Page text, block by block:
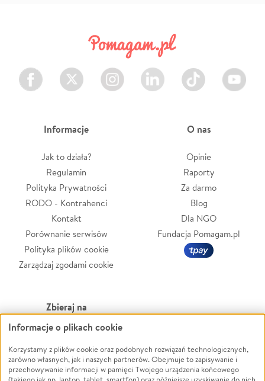
Facebook Twitter Instagram LinkedIn TikTok Youtube
Informacje
Jak to działa?
Regulamin
Polityka Prywatności
RODO - Kontrahenci
Kontakt
Porównanie serwisów
Polityka plików cookie
Zarządzaj zgodami cookie
O nas
Opinie
Raporty
Za darmo
Blog
Dla NGO
Fundacja Pomagam.pl
Zbieraj na
Leczenie
Zwierzęta
Pożar
Powódź
Wichura
Informacje o plikach cookie
Korzystamy z plików cookie oraz podobnych rozwiązań technologicznych,
zarówno własnych, jak i naszych partnerów. Obejmuje to zapisywanie i
przechowywanie informacji w pamięci Twojego urządzenia końcowego